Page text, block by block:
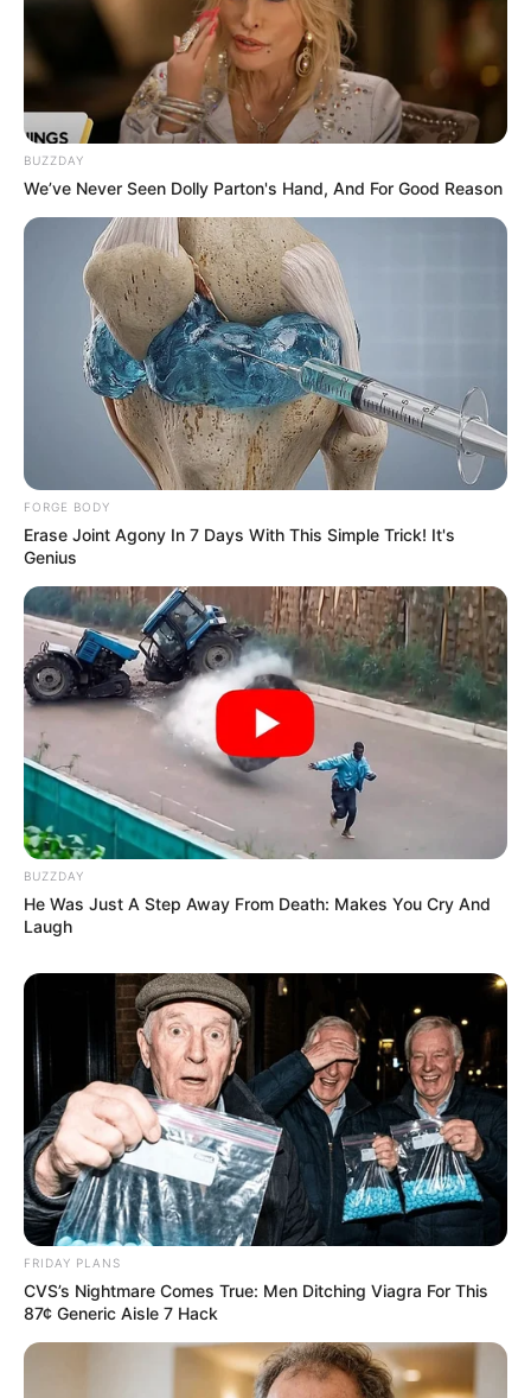
Suchen:
Auf einigen Seiten dieses Projektes sind Affiliate-
Angebote integriert. Wenn etwas darüber gebucht oder
gekauft wird, ist das eine Unterstützung, ohne dass sich
dadurch der Preis ändert.
BUZZDAY
We’ve Never Seen Dolly Parton's Hand, And For Good Reason
FORGE BODY
Erase Joint Agony In 7 Days With This Simple Trick! It's
Genius
BUZZDAY
He Was Just A Step Away From Death: Makes You Cry And
Laugh
FRIDAY PLANS
CVS’s Nightmare Comes True: Men Ditching Viagra For This
87¢ Generic Aisle 7 Hack